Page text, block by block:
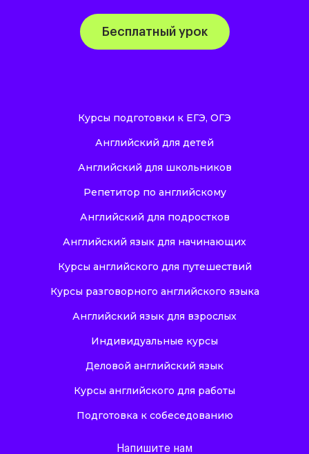
Бесплатный урок
Курсы подготовки к ЕГЭ, ОГЭ
Английский для детей
Английский для школьников
Репетитор по английскому
Английский для подростков
Английский язык для начинающих
Курсы английского для путешествий
Курсы разговорного английского языка
Английский язык для взрослых
Индивидуальные курсы
Деловой английский язык
Курсы английского для работы
Подготовка к собеседованию
Напишите нам